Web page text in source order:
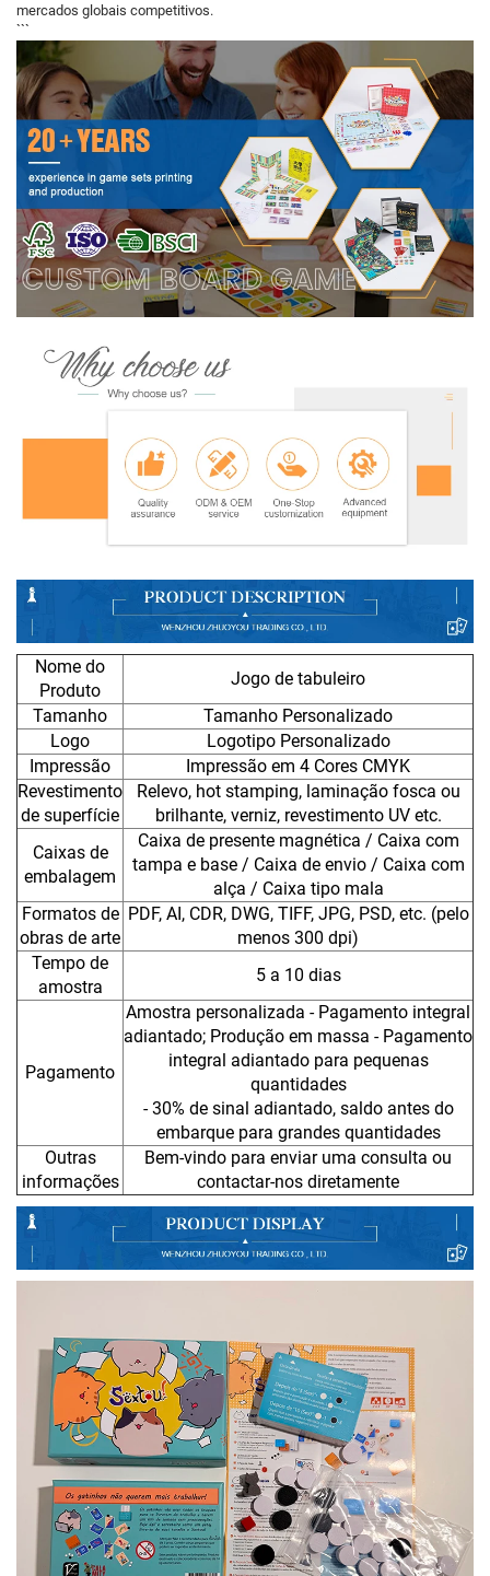
mercados globais competitivos.
```
Nome do
Produto
Jogo de tabuleiro
Tamanho
Tamanho Personalizado
Logo
Logotipo Personalizado
Impressão
Impressão em 4 Cores CMYK
Revestimento
de superfície
Relevo, hot stamping, laminação fosca ou
brilhante, verniz, revestimento UV etc.
Caixas de
embalagem
Caixa de presente magnética / Caixa com
tampa e base / Caixa de envio / Caixa com
alça / Caixa tipo mala
Formatos de
obras de arte
PDF, AI, CDR, DWG, TIFF, JPG, PSD, etc. (pelo
menos 300 dpi)
Tempo de
amostra
5 a 10 dias
Pagamento
Amostra personalizada - Pagamento integral
adiantado; Produção em massa - Pagamento
integral adiantado para pequenas
quantidades
- 30% de sinal adiantado, saldo antes do
embarque para grandes quantidades
Outras
informações
Bem-vindo para enviar uma consulta ou
contactar-nos diretamente